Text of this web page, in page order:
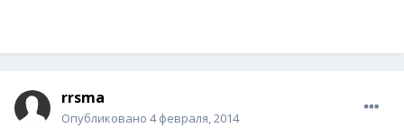
rrsma
Опубликовано 4 февраля, 2014